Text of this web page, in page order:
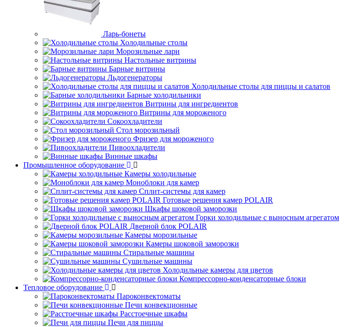
Ларь-бонеты
Холодильные столы
Морозильные лари
Настольные витрины
Барные витрины
Льдогенераторы
Холодильные столы для пиццы и салатов
Барные холодильники
Витрины для ингредиентов
Витрины для мороженого
Сокоохладители
Стол морозильный
Фризер для мороженого
Пивоохладители
Винные шкафы
Промышленное оборудование
Камеры холодильные
Моноблоки для камер
Сплит-системы для камер
Готовые решения камер POLAIR
Шкафы шоковой заморозки
Горки холодильные с выносным агрегатом
Дверной блок POLAIR
Камеры морозильные
Камеры шоковой заморозки
Стиральные машины
Сушильные машины
Холодильные камеры для цветов
Компрессорно-конденсаторные блоки
Тепловое оборудование
Пароконвектоматы
Печи конвекционные
Расстоечные шкафы
Печи для пиццы